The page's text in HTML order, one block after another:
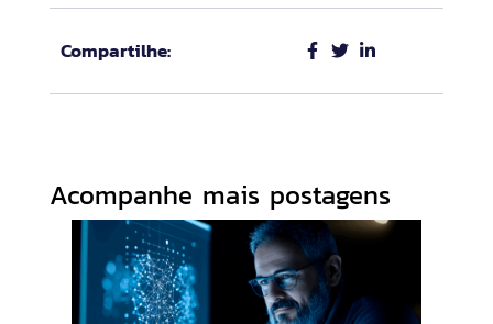
Compartilhe:
Acompanhe mais postagens